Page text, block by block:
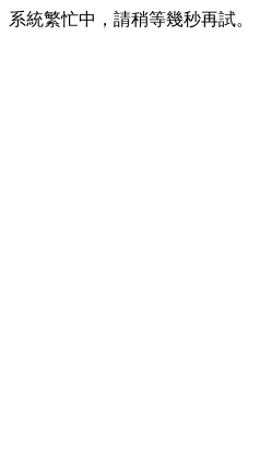
系統繁忙中，請稍等幾秒再試。